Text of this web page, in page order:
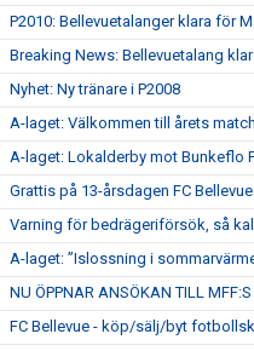
P2010: Bellevuetalanger klara för
Breaking News: Bellevuetalang
Nyhet: Ny tränare i P2008
A-laget: Välkommen till årets
A-laget: Lokalderby mot Bunkeflo
Grattis på 13-årsdagen FC Bellevue
Varning för bedrägeriförsök, så
A-laget: ”Islossning i
NU ÖPPNAR ANSÖKAN TILL
FC Bellevue - köp/sälj/byt